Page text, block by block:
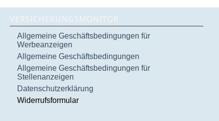
VERSICHERUNGSMONITOR
Allgemeine Geschäftsbedingungen für
Werbeanzeigen
Allgemeine Geschäftsbedingungen
Allgemeine Geschäftsbedingungen für
Stellenanzeigen
Datenschutzerklärung
Widerrufsformular